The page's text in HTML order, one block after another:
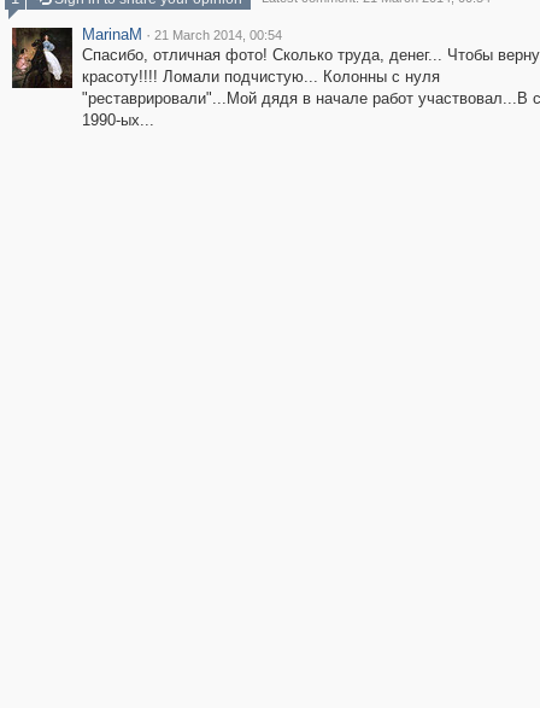
MarinaM · 21 March 2014, 00:54
Спасибо, отличная фото! Сколько труда, денег... Чтобы
красоту!!!! Ломали подчистую... Колонны с нуля
"реставрировали"...Мой дядя в начале работ участвовал...В
1990-ых...